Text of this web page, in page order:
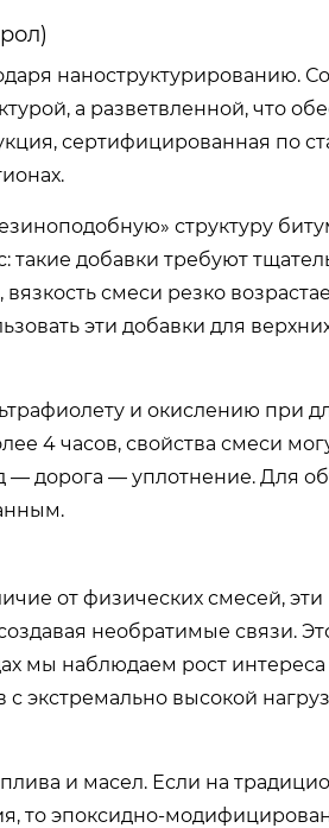
наноструктурированию.
а разветвленной, что
сертифицированная по
структуру
добавки требуют
смеси резко
эти добавки для
и окислению при
4 часов, свойства смеси
— дорога — уплотнение. Для
от физических смесей, эти
необратимые связи.
мы наблюдаем рост интереса
экстремально высокой
и масел. Если на
то эпоксидно-